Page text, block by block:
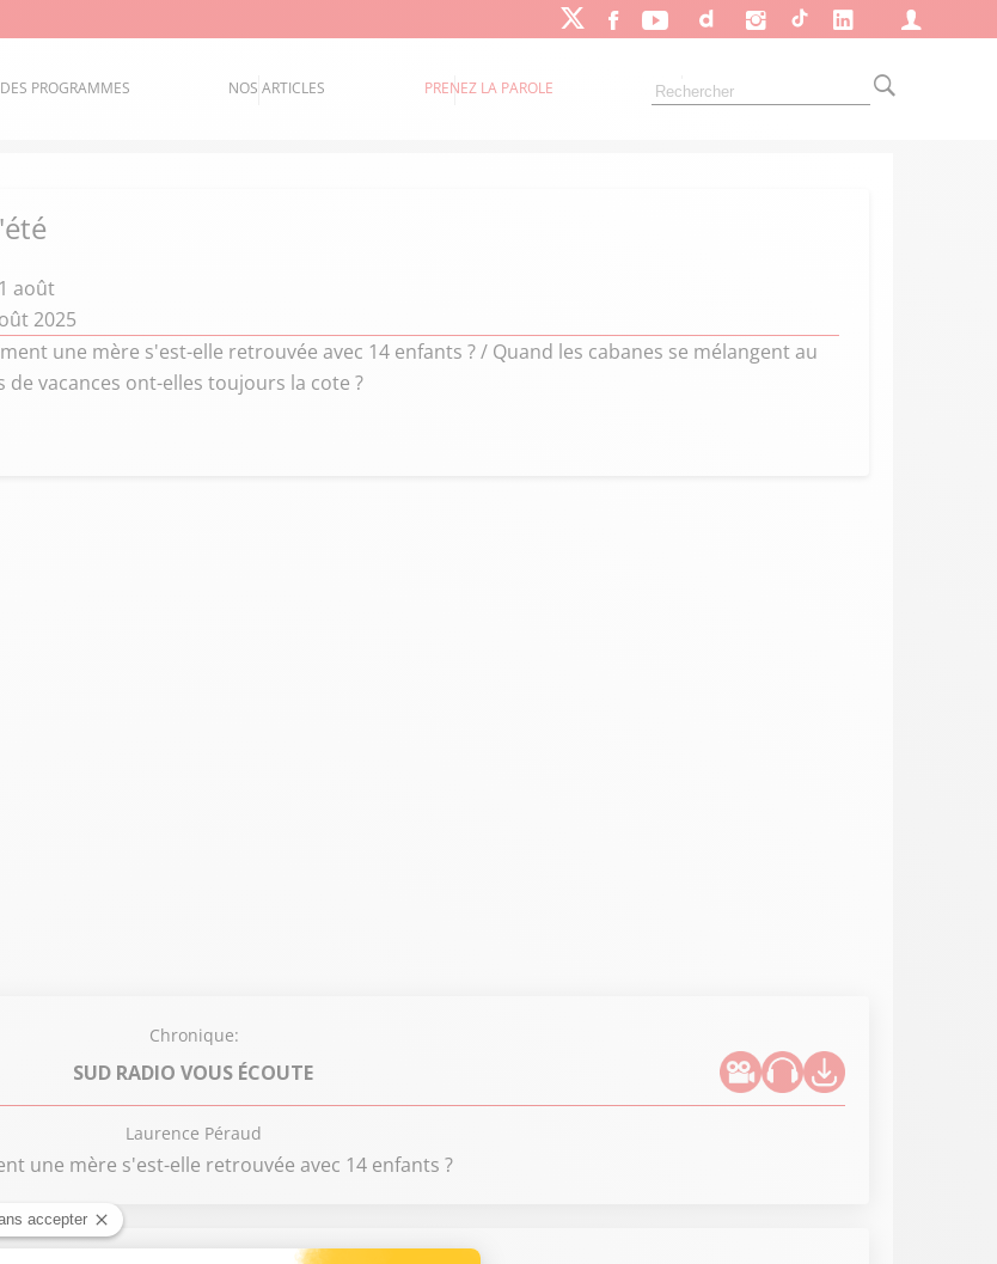
PROGRAMMES NOS ARTICLES PRENEZ LA PAROLE
août
2025
une mère s'est-elle retrouvée avec 14 enfants ? / Quand les cabanes se mélangent au
de vacances ont-elles toujours la cote ?
Chronique:
SUD RADIO VOUS ÉCOUTE
Laurence Péraud
une mère s'est-elle retrouvée avec 14 enfants ?